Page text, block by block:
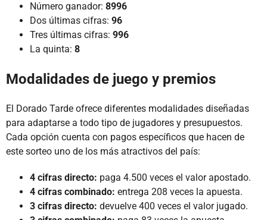
Número ganador: 8996
Dos últimas cifras: 96
Tres últimas cifras: 996
La quinta: 8
Modalidades de juego y premios
El Dorado Tarde ofrece diferentes modalidades diseñadas
para adaptarse a todo tipo de jugadores y presupuestos.
Cada opción cuenta con pagos específicos que hacen de
este sorteo uno de los más atractivos del país:
4 cifras directo: paga 4.500 veces el valor apostado.
4 cifras combinado: entrega 208 veces la apuesta.
3 cifras directo: devuelve 400 veces el valor jugado.